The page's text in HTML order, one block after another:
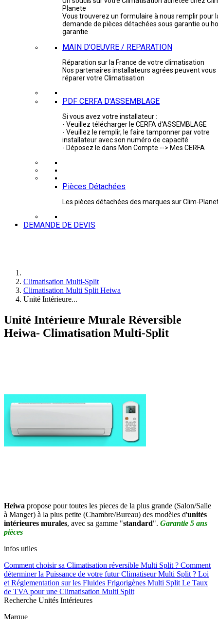
Planete
Vous trouverez un formulaire à nous remplir pour
demande de pièces détachées sous garantie ou
garantie
MAIN D'OEUVRE / REPARATION
Réparation sur la France de votre climatisation
Nos partenaires installateurs agrées peuvent vous
réparer votre Climatisation
PDF CERFA D'ASSEMBLAGE
Si vous avez votre installateur :
- Veuillez télécharger le CERFA d'ASSEMBLAGE
- Veuillez le remplir, le faire tamponner par votre
installateur avec son numéro de capacité
- Déposez le dans Mon Compte --> Mes CERFA
Pièces Détachées
Les pièces détachées des marques sur Clim-
DEMANDE DE DEVIS
Climatisation Multi-Split
Climatisation Multi Split Heiwa
Unité Intérieure...
Unité Intérieure Murale Réversible
Heiwa- Climatisation Multi-Split
Heiwa propose pour toutes les pieces de la plus grande (Salon/Salle
à Manger) à la plus petite (Chambre/Bureau) des modèles d'unités
intérieures murales, avec sa gamme "standard". Garantie 5 ans
pièces
infos utiles
Comment choisir sa Climatisation réversible Multi Split ? Comment
déterminer la Puissance de votre futur Climatiseur Multi Split ? Loi
et Réglementation sur les Fluides Frigorigènes Multi Split Le Taux
de TVA pour une Climatisation Multi Split
Recherche Unités Intérieures
Marque